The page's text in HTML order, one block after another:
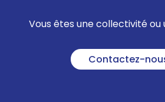
Vous êtes une collectivité ou
Contactez-